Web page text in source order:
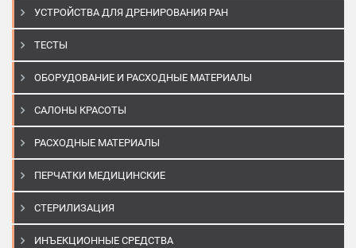
УСТРОЙСТВА ДЛЯ ДРЕНИРОВАНИЯ РАН
ТЕСТЫ
ОБОРУДОВАНИЕ И РАСХОДНЫЕ МАТЕРИАЛЫ
САЛОНЫ КРАСОТЫ
РАСХОДНЫЕ МАТЕРИАЛЫ
ПЕРЧАТКИ МЕДИЦИНСКИЕ
СТЕРИЛИЗАЦИЯ
ИНЪЕКЦИОННЫЕ СРЕДСТВА